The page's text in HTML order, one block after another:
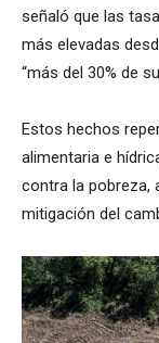
señaló que las
más elevadas
“más del 30% de
Estos hechos
alimentaria e
contra la pobreza,
mitigación del